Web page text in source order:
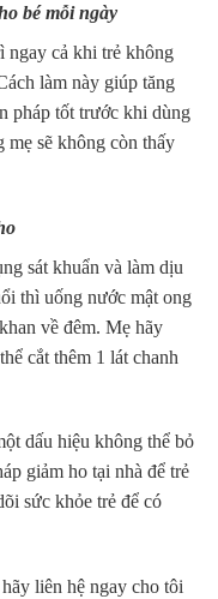
bé mỗi ngày
ngay cả khi trẻ không
làm này giúp tăng
pháp tốt trước khi dùng
sẽ không còn thấy
sát khuẩn và làm dịu
thì uống nước mật ong
về đêm. Mẹ hãy
cắt thêm 1 lát chanh
dấu hiệu không thể bỏ
giảm ho tại nhà để trẻ
sức khỏe trẻ để có
liên hệ ngay cho tôi